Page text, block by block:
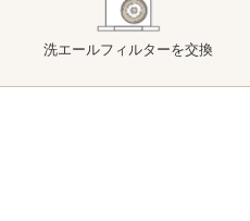
洗エールフィルターを交換